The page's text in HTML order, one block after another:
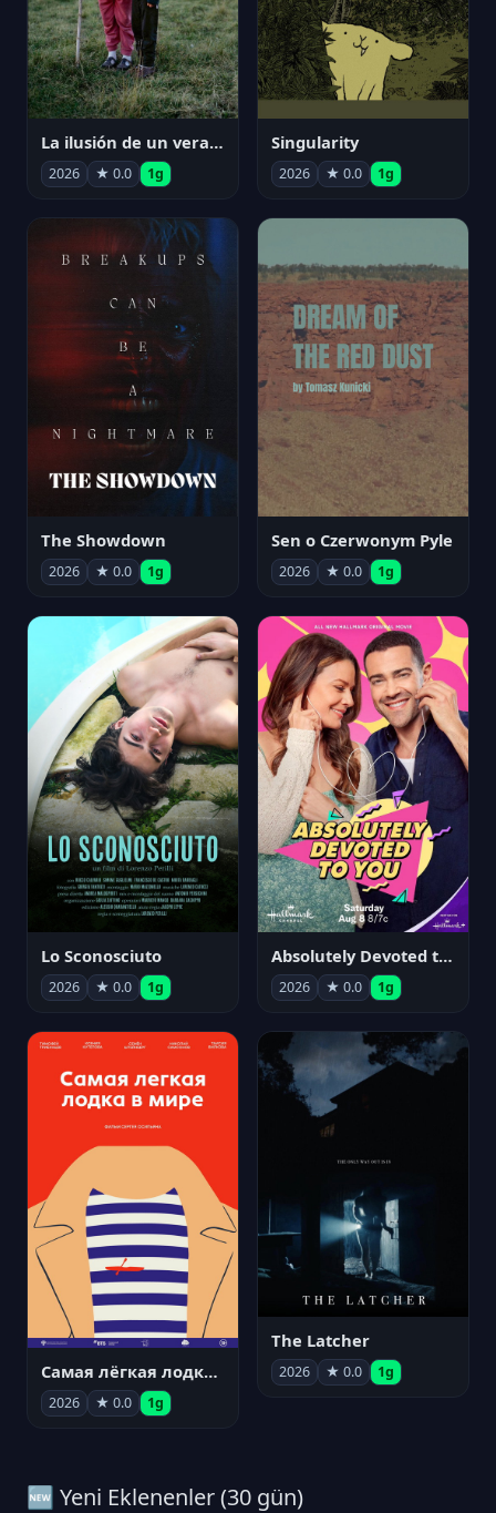
La ilusión de un verano sin fin
2026 ★ 0.0 1g
Singularity
2026 ★ 0.0 1g
The Showdown
2026 ★ 0.0 1g
Sen o Czerwonym Pyle
2026 ★ 0.0 1g
Lo Sconosciuto
2026 ★ 0.0 1g
Absolutely Devoted to You
2026 ★ 0.0 1g
Самая лёгкая лодка в мире
2026 ★ 0.0 1g
The Latcher
2026 ★ 0.0 1g
🆕 Yeni Eklenenler (30 gün)